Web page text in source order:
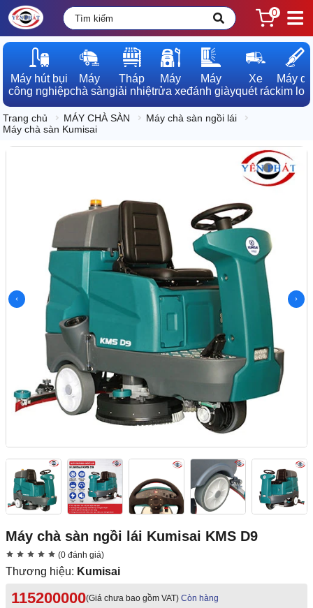
0
Máy hút bụi
công nghiệp
Máy
chà sàn
Tháp
giải nhiệt
Máy
rửa xe
Máy
đánh giày
Xe
quét rác
Máy dò
kim loại
Trang chủ MÁY CHÀ SÀN
Máy chà sàn ngồi lái
Máy chà sàn Kumisai
Máy chà sàn ngồi lái Kumisai KMS D9
(0 đánh giá)
Thương hiệu: Kumisai
115200000(Giá chưa bao gồm VAT) Còn hàng